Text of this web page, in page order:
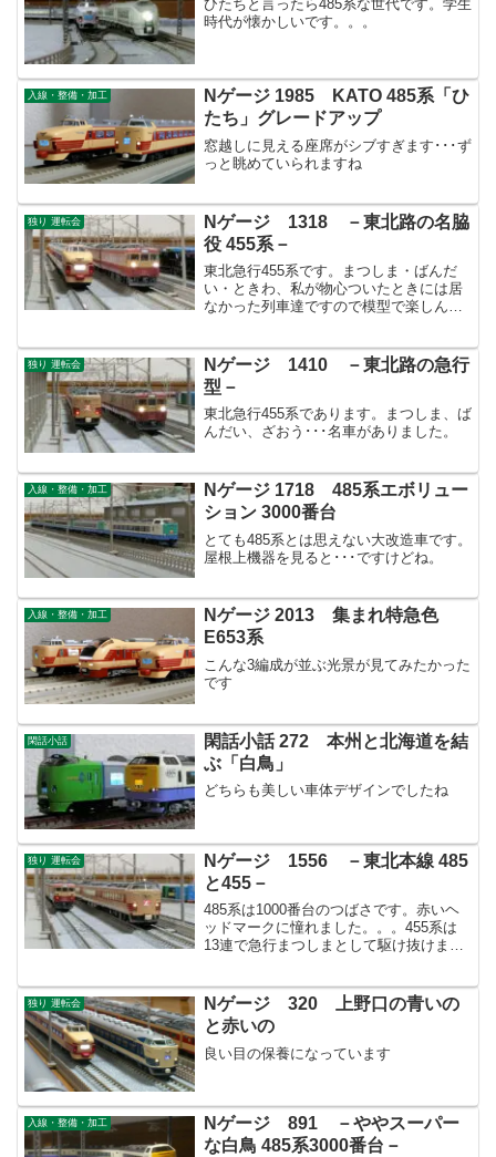
ひたちと言ったら485系な世代です。学生
時代が懐かしいです。。。
入線・整備・加工
Nゲージ 1985 KATO 485系「ひ
たち」グレードアップ
窓越しに見える座席がシブすぎます･･･ず
っと眺めていられますね
独り 運転会
Nゲージ 1318 －東北路の名脇
役 455系－
東北急行455系です。まつしま・ばんだ
い・ときわ、私が物心ついたときには居
なかった列車達ですので模型で楽しんい
独り 運転会
Nゲージ 1410 －東北路の急行
型－
東北急行455系であります。まつしま、ば
んだい、ざおう･･･名車がありました。
入線・整備・加工
Nゲージ 1718 485系エボリュー
ション 3000番台
とても485系とは思えない大改造車です。
屋根上機器を見ると･･･ですけどね。
入線・整備・加工
Nゲージ 2013 集まれ特急色
E653系
こんな3編成が並ぶ光景が見てみたかった
です
閑話小話
閑話小話 272 本州と北海道を結
ぶ「白鳥」
どちらも美しい車体デザインでしたね
独り 運転会
Nゲージ 1556 －東北本線 485
と455－
485系は1000番台のつばさです。赤いヘ
ッドマークに憧れました。。。455系は
13連で急行まつしまとして駆け抜けま
独り 運転会
Nゲージ 320 上野口の青いの
と赤いの
良い目の保養になっています
入線・整備・加工
Nゲージ 891 －ややスーパー
な白鳥 485系3000番台－